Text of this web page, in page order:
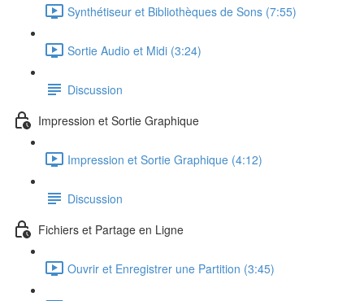
Synthétiseur et Bibliothèques de Sons (7:55)
Sortie Audio et Midi (3:24)
Discussion
Impression et Sortie Graphique
Impression et Sortie Graphique (4:12)
Discussion
Fichiers et Partage en Ligne
Ouvrir et Enregistrer une Partition (3:45)